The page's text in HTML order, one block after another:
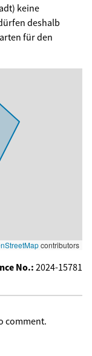
keine
deshalb
für den
contributors
No.: 2024-15781
comment.